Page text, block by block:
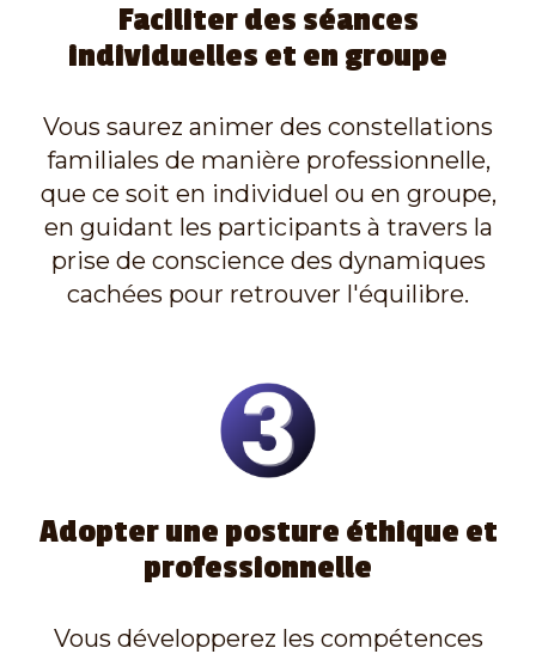
Faciliter des séances
individuelles et en groupe
Vous saurez animer des constellations
familiales de manière professionnelle,
que ce soit en individuel ou en groupe,
en guidant les participants à travers la
prise de conscience des dynamiques
cachées pour retrouver l'équilibre.
Adopter une posture éthique et
professionnelle
Vous développerez les compétences